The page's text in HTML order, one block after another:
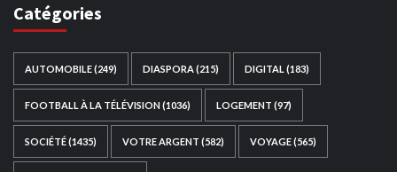
Catégories
AUTOMOBILE(249) DIASPORA (215) DIGITAL (183)
FOOTBALL À LA TÉLÉVISION(1036) LOGEMENT (97)
SOCIÉTÉ(1435) VOTRE ARGENT (582) VOYAGE(565)